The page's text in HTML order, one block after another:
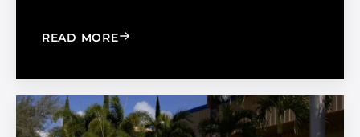
READ MORE: CHOOSE THE RIGHT BLACK PEARL